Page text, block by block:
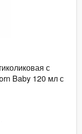
с
Baby 120 мл с